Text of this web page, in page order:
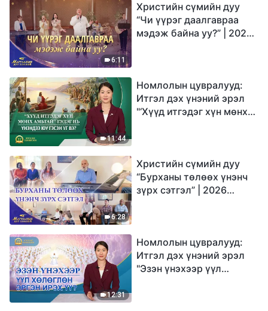
6:11
Христийн сүмийн дуу
“Чи үүрэг даалгавраа
мэдэж байна уу?” | 2026
11:44
Номлолын цувралууд:
Итгэл дэх үнэний эрэл
"‘Хүүд итгэдэг хүн мөнх
6:28
Христийн сүмийн дуу
“Бурханы төлөөх үнэнч
зүрх сэтгэл” | 2026
12:31
Номлолын цувралууд:
Итгэл дэх үнэний эрэл
"Эзэн үнэхээр үүл